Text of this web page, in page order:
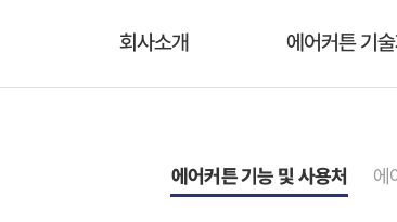
회사소개 에어커튼 기
에어커튼 기능 및 사용처 에